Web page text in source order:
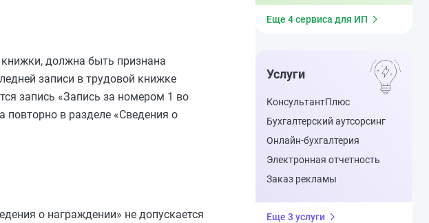
должна быть признана
записи в трудовой книжке
запись «Запись за номером 1 во
в разделе «Сведения о
о награждении» не допускается
Еще 4 сервиса для ИП
Услуги
КонсультантПлюс
Бухгалтерский аутсорсинг
Онлайн-бухгалтерия
Электронная отчетность
Заказ рекламы
Еще 3 услуги